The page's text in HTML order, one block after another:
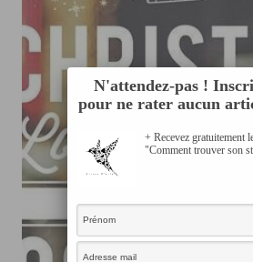
N'attendez-pas !
pour ne rater aucun
+ Recevez gratuitement
"Comment trouver son